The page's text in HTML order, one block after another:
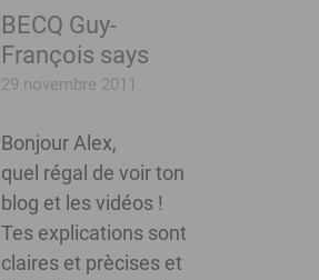
BECQ Guy-
François says
29 novembre 2011
Bonjour Alex,
quel régal de voir ton
blog et les vidéos !
Tes explications sont
claires et prècises et